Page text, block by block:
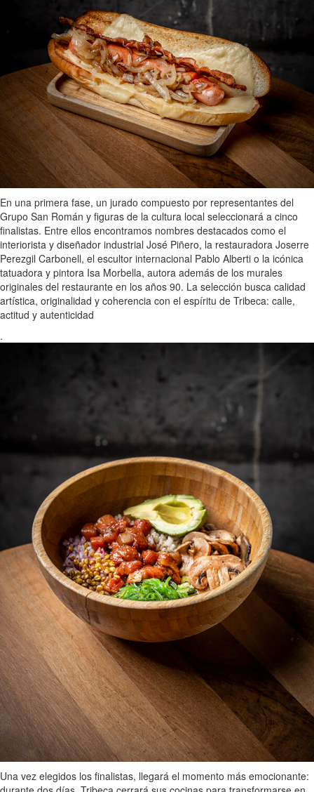
En una primera fase, un jurado compuesto por representantes del
Grupo San Román y figuras de la cultura local seleccionará a cinco
finalistas. Entre ellos encontramos nombres destacados como el
interiorista y diseñador industrial José Piñero, la restauradora Joserre
Perezgil Carbonell, el escultor internacional Pablo Alberti o la icónica
tatuadora y pintora Isa Morbella, autora además de los murales
originales del restaurante en los años 90. La selección busca calidad
artística, originalidad y coherencia con el espíritu de Tribeca: calle,
actitud y autenticidad
.
Una vez elegidos los finalistas, llegará el momento más emocionante: